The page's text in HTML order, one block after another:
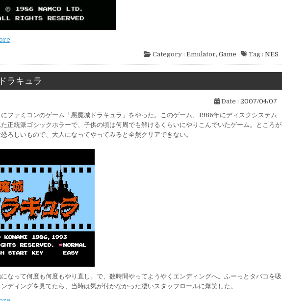
Category : Emulator, Game Tag : NES
ラキュラ
Date : 2007/04/07
ファミコンのゲーム「悪魔城ドラキュラ」をやった。このゲーム、1986年にディスクシステム
正統派ゴシックホラーで、子供の頃は何周でも解けるくらいにやりこんでいたゲーム。ところが
ろしいもので、大人になってやってみると全然クリアできない。
なって何度も何度もやり直し。で、数時間やってようやくエンディングへ。ふーっとタバコを吸
ディングを見てたら、当時は気が付かなかった凄いスタッフロールに爆笑した。